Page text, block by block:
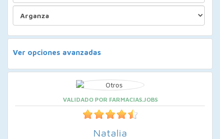
Ver opciones avanzadas
VALIDADO POR FARMACIAS.JOBS
Natalia